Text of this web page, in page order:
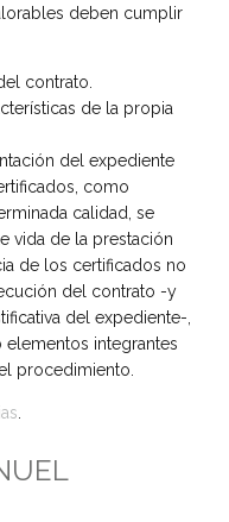
deben cumplir
contrato.
de la propia
del expediente
como
calidad, se
vida de la prestación
de los certificados no
del contrato -y
del expediente-,
integrantes
procedimiento.